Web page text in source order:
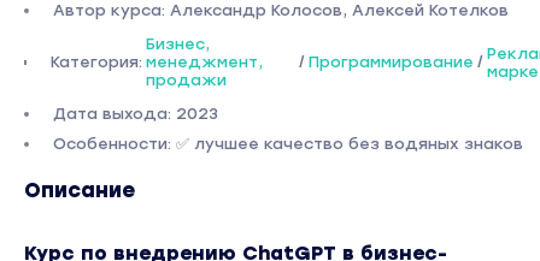
Автор курса: Александр Колосов, Алексей Котелков
Категория:
Бизнес,
менеджмент,
продажи
/ Программирование /
Дата выхода: 2023
Особенности: ✅ лучшее качество без водяных знаков
Описание
Курс по внедрению ChatGPT в бизнес-